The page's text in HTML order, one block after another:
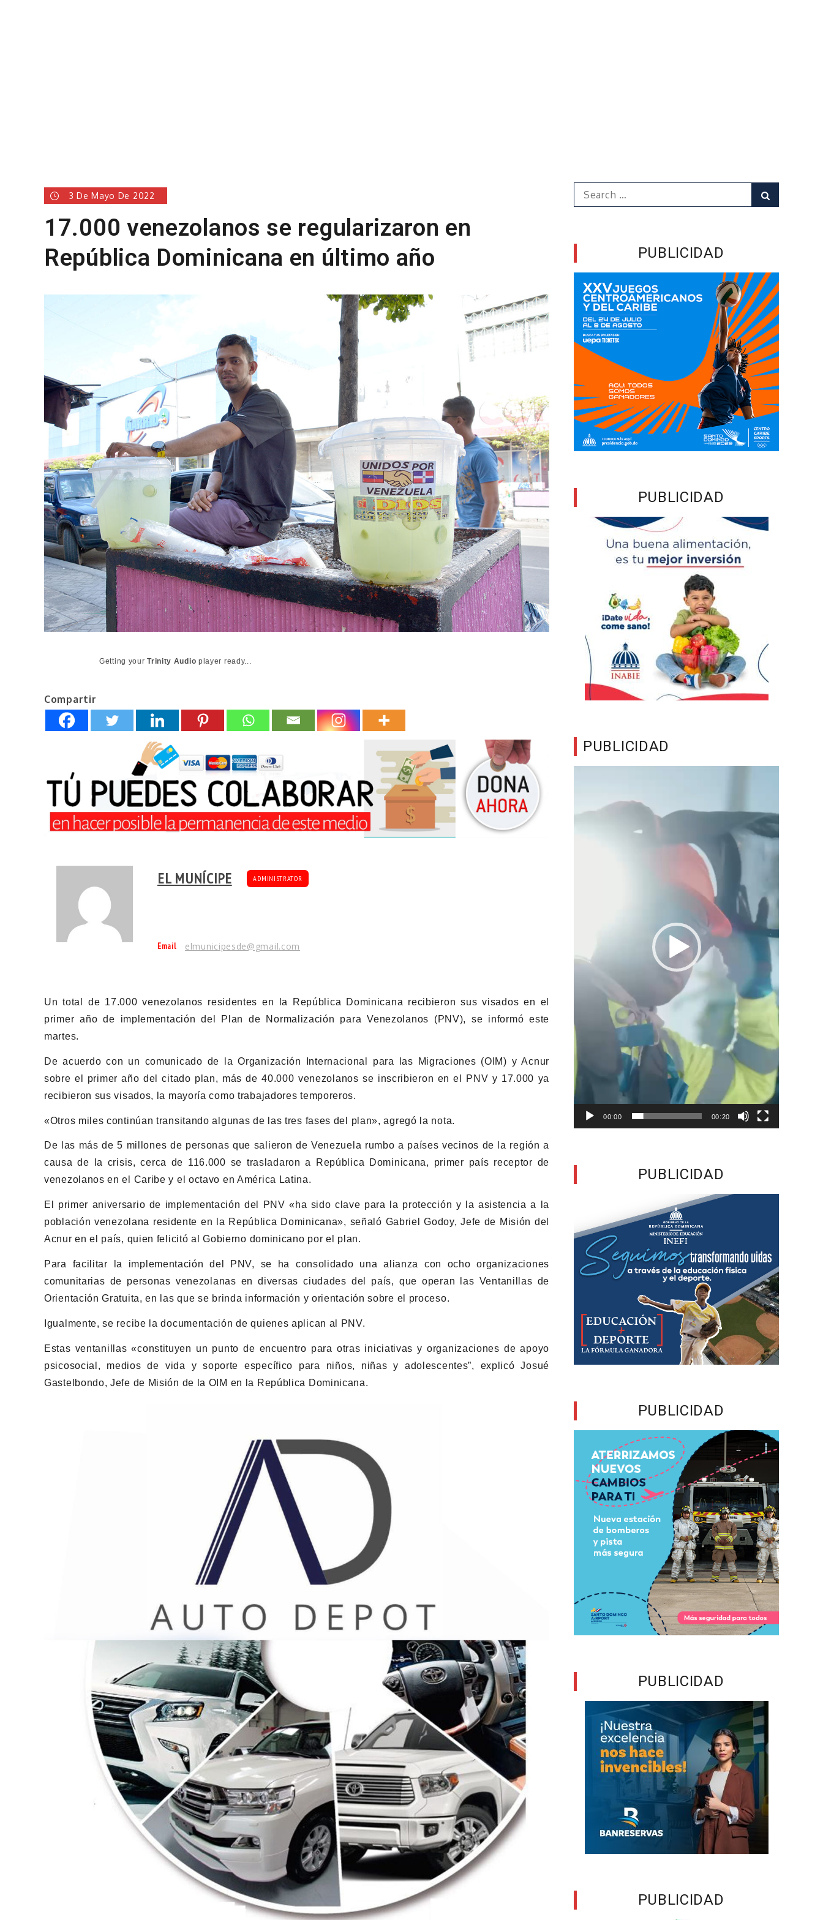
3 De Mayo De 2022
17.000 venezolanos se regularizaron en
República Dominicana en último año
Getting yourTrinity Audio player ready...
Compartir
EL MUNÍCIPE ADMINISTRATOR
Email elmunicipesde@gmail.com
Un total de 17.000 venezolanos residentes en la República Dominicana recibieron sus visados en el
primer año de implementación del Plan de Normalización para Venezolanos (PNV), se informó este
martes.
De acuerdo con un comunicado de la Organización Internacional para las Migraciones (OIM) y Acnur
sobre el primer año del citado plan, más de 40.000 venezolanos se inscribieron en el PNV y 17.000 ya
recibieron sus visados, la mayoría como trabajadores temporeros.
«Otros miles continúan transitando algunas de las tres fases del plan», agregó la nota.
De las más de 5 millones de personas que salieron de Venezuela rumbo a países vecinos de la región a
causa de la crisis, cerca de 116.000 se trasladaron a República Dominicana, primer país receptor de
venezolanos en el Caribe y el octavo en América Latina.
El primer aniversario de implementación del PNV «ha sido clave para la protección y la asistencia a la
población venezolana residente en la República Dominicana», señaló Gabriel Godoy, Jefe de Misión del
Acnur en el país, quien felicitó al Gobierno dominicano por el plan.
Para facilitar la implementación del PNV, se ha consolidado una alianza con ocho organizaciones
comunitarias de personas venezolanas en diversas ciudades del país, que operan las Ventanillas de
Orientación Gratuita, en las que se brinda información y orientación sobre el proceso.
Igualmente, se recibe la documentación de quienes aplican al PNV.
Estas ventanillas «constituyen un punto de encuentro para otras iniciativas y organizaciones de apoyo
psicosocial, medios de vida y soporte específico para niños, niñas y adolescentes”, explicó Josué
Gastelbondo, Jefe de Misión de la OIM en la República Dominicana.
Search
for:
PUBLICIDAD
PUBLICIDAD
PUBLICIDAD
00:00 00:20
PUBLICIDAD
PUBLICIDAD
PUBLICIDAD
PUBLICIDAD